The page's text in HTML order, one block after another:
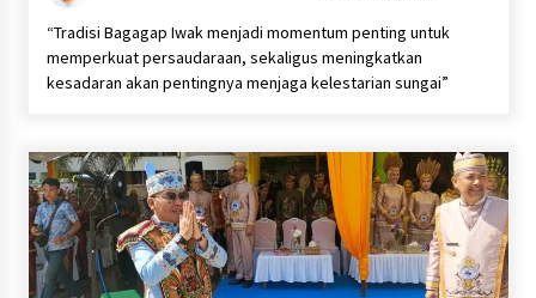
“Tradisi Bagagap Iwak menjadi momentum penting untuk
memperkuat persaudaraan, sekaligus meningkatkan
kesadaran akan pentingnya menjaga kelestarian sungai”